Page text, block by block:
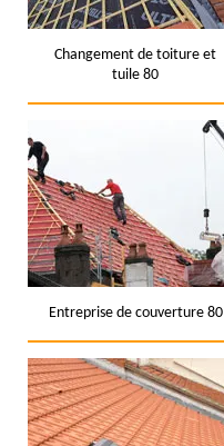
Changement de toiture et
tuile 80
Entreprise de couverture 80